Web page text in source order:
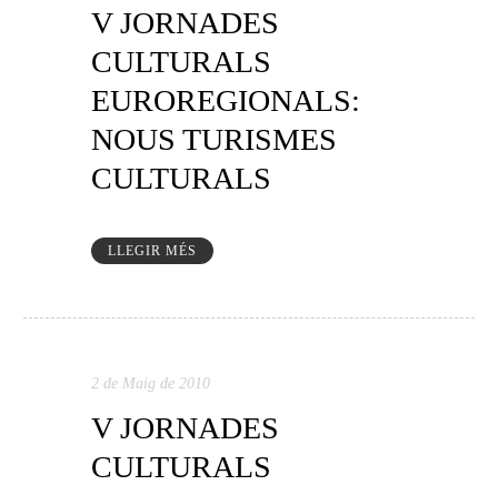
V JORNADES
CULTURALS
EUROREGIONALS:
NOUS TURISMES
CULTURALS
LLEGIR MÉS
2 de Maig de 2010
V JORNADES
CULTURALS